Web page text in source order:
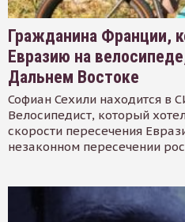
Гражданина Франции,
Евразию на
Дальнем Востоке
Софиан Сехили находится в
Велосипедист, который
скорости пересечения
незаконном пересечении